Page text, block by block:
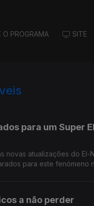
O PROGRAMA SITE
para um Super
novas atualizações do
para este fenómeno
a não perder